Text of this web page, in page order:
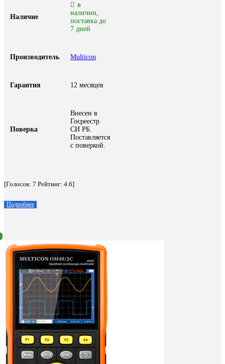
Наличие
в
наличии,
поставка до
7 дней
Производитель Multicon
Гарантия 12 месяцев
Поверка
Внесен в
Госреестр
СИ РБ.
Поставляется
с поверкой.
[Голосов: 7 Рейтинг: 4.6]
Подробнее